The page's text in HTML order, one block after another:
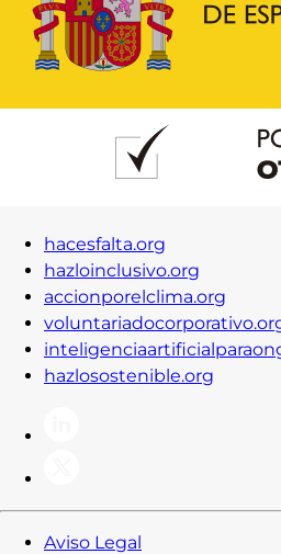
hacesfalta.org
hazloinclusivo.org
accionporelclima.org
hazlosostenible.org
Aviso Legal